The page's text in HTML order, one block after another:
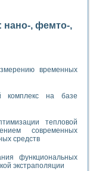
нано-, фемто-,
временных
комплекс на базе
тепловой
современных
средств
функциональных
экстраполяции